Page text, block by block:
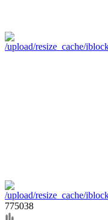
775038